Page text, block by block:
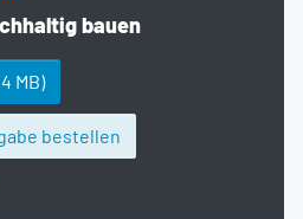
bauen
MB)
bestellen